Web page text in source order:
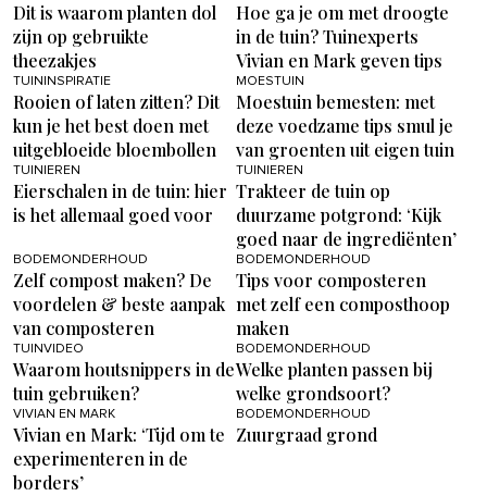
Dit is waarom planten dol
zijn op gebruikte
theezakjes
Hoe ga je om met droogte
in de tuin? Tuinexperts
Vivian en Mark geven tips
TUININSPIRATIE
Rooien of laten zitten? Dit
kun je het best doen met
uitgebloeide bloembollen
MOESTUIN
Moestuin bemesten: met
deze voedzame tips smul je
van groenten uit eigen tuin
TUINIEREN
Eierschalen in de tuin: hier
is het allemaal goed voor
TUINIEREN
Trakteer de tuin op
duurzame potgrond: ‘Kijk
goed naar de ingrediënten’
BODEMONDERHOUD
Zelf compost maken? De
voordelen & beste aanpak
van composteren
BODEMONDERHOUD
Tips voor composteren
met zelf een composthoop
maken
TUINVIDEO
Waarom houtsnippers in de
tuin gebruiken?
BODEMONDERHOUD
Welke planten passen bij
welke grondsoort?
VIVIAN EN MARK
Vivian en Mark: ‘Tijd om te
experimenteren in de
borders’
BODEMONDERHOUD
Zuurgraad grond